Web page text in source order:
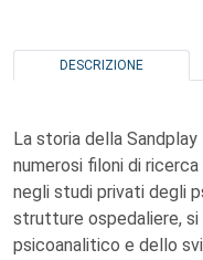
DESCRIZIONE
La storia della
numerosi filoni di
negli studi privati degli
strutture ospedaliere,
psicoanalitico e dello